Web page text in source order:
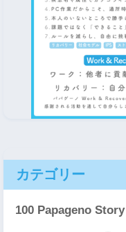
カテゴリー
100 Papageno Story